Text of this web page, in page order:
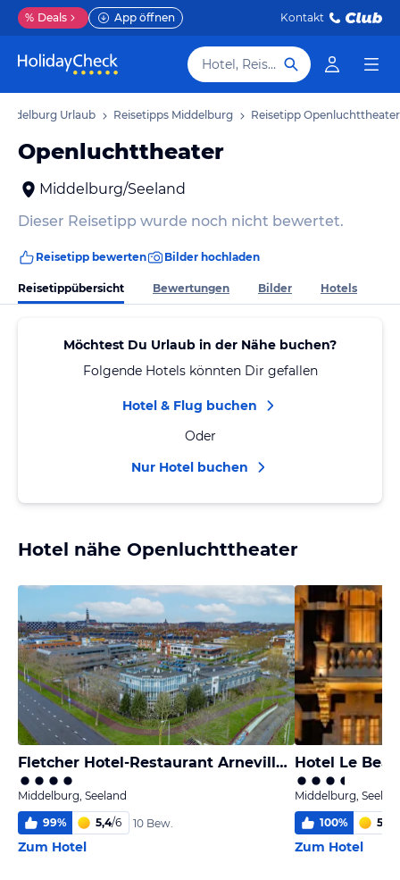
% Deals App öffnen Kontakt
Hotel, Reiseziel
Urlaub Reisetipps Middelburg Reisetipp Openluchttheater
Openluchttheater
Middelburg/Seeland
Dieser Reisetipp wurde noch nicht bewertet.
Reisetipp bewerten Bilder hochladen
Reisetippübersicht Bewertungen Bilder Hotels
Möchtest Du Urlaub in der Nähe buchen?
Folgende Hotels könnten Dir gefallen
Hotel & Flug buchen
Oder
Nur Hotel buchen
Hotel nähe Openluchttheater
Fletcher Hotel-Restaurant Arneville-Middelburg
Middelburg, Seeland
99% 5,4/6 10 Bew.
Zum Hotel
Hotel Le
Middelburg,
100% 5,5
Zum Hotel